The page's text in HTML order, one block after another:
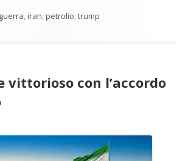
guerra,iran,petrolio,trump
vittorioso con l’accordo